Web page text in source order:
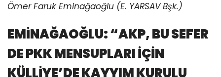
Ömer Faruk Eminağaoğlu (E. YARSAV Bşk.)
EMİNAĞAOĞLU: “AKP, BU SEFER
DE PKK MENSUPLARI İÇİN
KÜLLİYE’DE KAYYIM KURULU